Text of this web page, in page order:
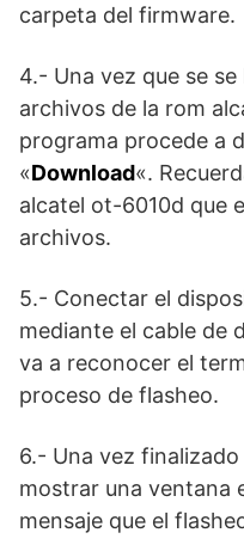
carpeta del firmware.
4.- Una vez que se
archivos de la rom
programa procede a
«Download«.
alcatel ot-6010d que
archivos.
5.- Conectar el
mediante el cable de
va a reconocer el
proceso de flasheo.
6.- Una vez
mostrar una ventana
mensaje que el